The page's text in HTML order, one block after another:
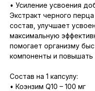
• Усиление усвоения
Экстракт черного
состав, улучшает
максимальную
помогает организму
компоненты и повышать
Состав на 1 капсулу:
• Коэнзим Q10 – 100 мг